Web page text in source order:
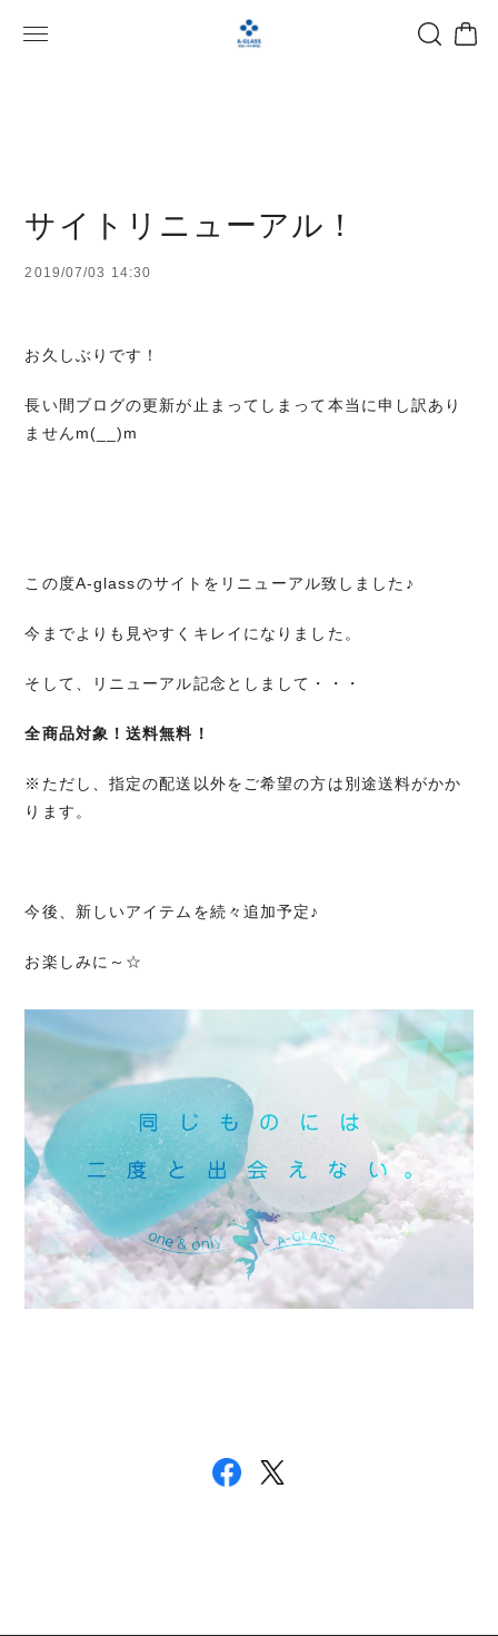
サイトリニューアル！
2019/07/03 14:30
お久しぶりです！
長い間ブログの更新が止まってしまって本当に申し訳あり
ませんm(__)m
この度A-glassのサイトをリニューアル致しました♪
今までよりも見やすくキレイになりました。
そして、リニューアル記念としまして・・・
全商品対象！送料無料！
※ただし、指定の配送以外をご希望の方は別途送料がかか
ります。
今後、新しいアイテムを続々追加予定♪
お楽しみに～☆